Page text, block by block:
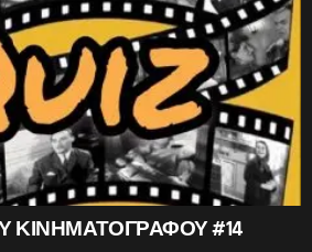
ΚΙΝΗΜΑΤΟΓΡΑΦΟΥ #14